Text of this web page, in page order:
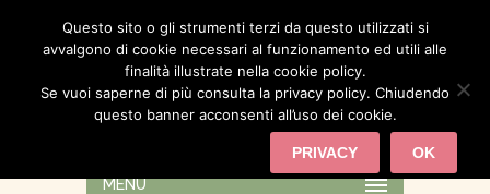
MENU
Questo sito o gli strumenti terzi da questo utilizzati si
avvalgono di cookie necessari al funzionamento ed utili alle
finalità illustrate nella cookie policy.
Se vuoi saperne di più consulta la privacy policy. Chiudendo
questo banner acconsenti all’uso dei cookie.
OK
PRIVACY